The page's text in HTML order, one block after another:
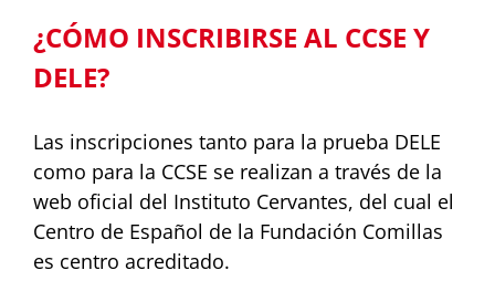
¿CÓMO INSCRIBIRSE AL CCSE Y
DELE?
Las inscripciones tanto para la prueba DELE
como para la CCSE se realizan a través de la
web oficial del Instituto Cervantes, del cual el
Centro de Español de la Fundación Comillas
es centro acreditado.